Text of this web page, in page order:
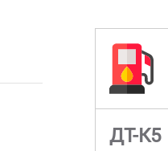
ДТ-К5